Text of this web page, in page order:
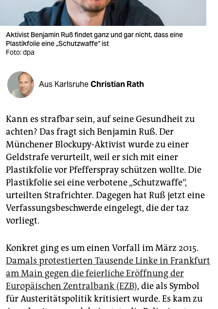
verlag
verlag
shop
fragen & hilfe
unterstützen
abo
genossenschaft
epaper login
Aktivist Benjamin Ruß findet ganz und gar nicht, dass eine
Plastikfolie eine „Schutzwaffe“ ist
Foto: dpa
Aus KarlsruheChristian Rath
Kann es strafbar sein, auf seine Gesundheit zu
achten? Das fragt sich Benjamin Ruß. Der
Münchener Blockupy-Aktivist wurde zu einer
Geldstrafe verurteilt, weil er sich mit einer
Plastikfolie vor Pfefferspray schützen wollte. Die
Plastikfolie sei eine verbotene „Schutzwaffe“,
urteilten Strafrichter. Dagegen hat Ruß jetzt eine
Verfassungsbeschwerde eingelegt, die der taz
vorliegt.
Konkret ging es um einen Vorfall im März 2015.
Damals protestierten Tausende Linke in Frankfurt
am Main gegen die feierliche Eröffnung der
Europäischen Zentralbank (EZB), die als Symbol
für Austeritätspolitik kritisiert wurde. Es kam zu